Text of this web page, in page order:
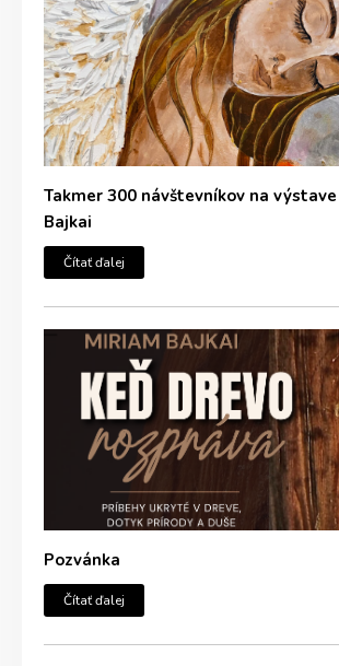
Takmer 300 návštevníkov na
Bajkai
Čítať ďalej
Pozvánka
Čítať ďalej